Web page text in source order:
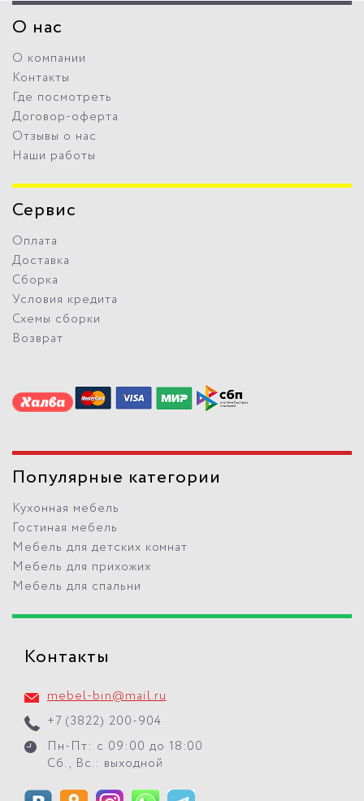
О нас
О компании
Контакты
Где посмотреть
Договор-оферта
Отзывы о нас
Наши работы
Сервис
Оплата
Доставка
Сборка
Условия кредита
Схемы сборки
Возврат
Популярные категории
Кухонная мебель
Гостиная мебель
Мебель для детских комнат
Мебель для прихожих
Мебель для спальни
Контакты
mebel-bin@mail.ru
+7 (3822) 200-904
Пн-Пт: с 09:00 до 18:00
Сб., Вс.: выходной